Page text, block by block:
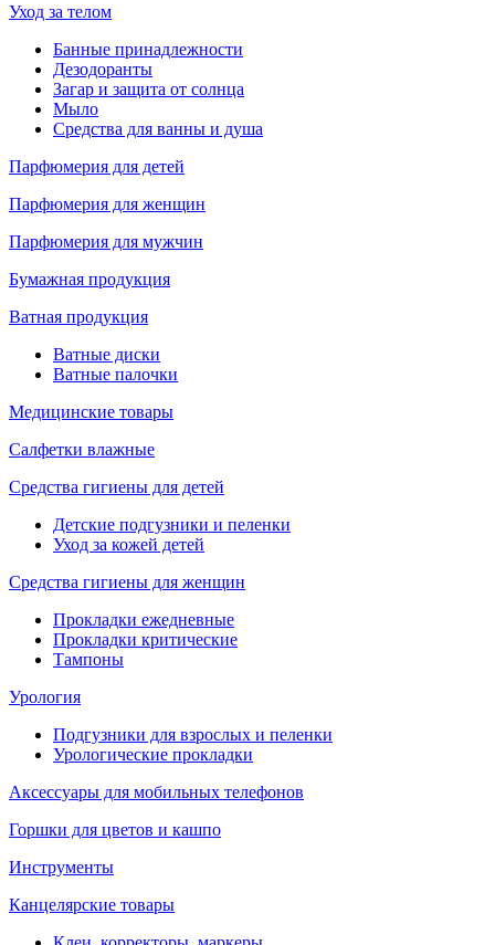
Уход за телом
Банные принадлежности
Дезодоранты
Загар и защита от солнца
Мыло
Средства для ванны и душа
Парфюмерия для детей
Парфюмерия для женщин
Парфюмерия для мужчин
Бумажная продукция
Ватная продукция
Ватные диски
Ватные палочки
Медицинские товары
Салфетки влажные
Средства гигиены для детей
Детские подгузники и пеленки
Уход за кожей детей
Средства гигиены для женщин
Прокладки ежедневные
Прокладки критические
Тампоны
Урология
Подгузники для взрослых и пеленки
Урологические прокладки
Аксессуары для мобильных телефонов
Горшки для цветов и кашпо
Инструменты
Канцелярские товары